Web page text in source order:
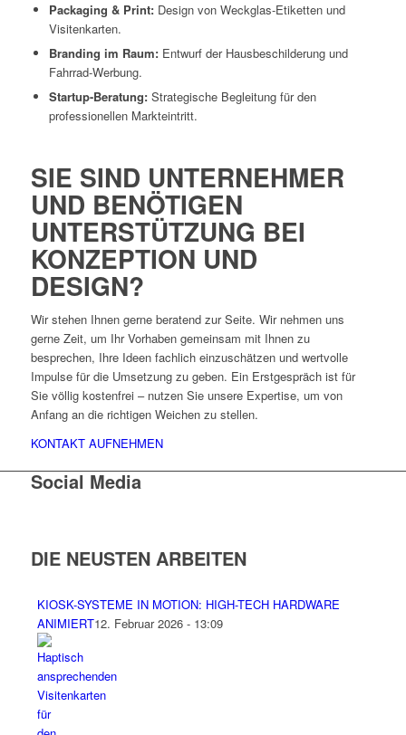
Packaging & Print:Design von Weckglas-Etiketten und
Visitenkarten.
Branding im Raum:Entwurf der Hausbeschilderung und
Fahrrad-Werbung.
Startup-Beratung:Strategische Begleitung für den
professionellen Markteintritt.
SIE SIND UNTERNEHMER
UND BENÖTIGEN
UNTERSTÜTZUNG BEI
KONZEPTION UND
DESIGN?
Wir stehen Ihnen gerne beratend zur Seite. Wir nehmen uns
gerne Zeit, um Ihr Vorhaben gemeinsam mit Ihnen zu
besprechen, Ihre Ideen fachlich einzuschätzen und wertvolle
Impulse für die Umsetzung zu geben. Ein Erstgespräch ist für
Sie völlig kostenfrei – nutzen Sie unsere Expertise, um von
Anfang an die richtigen Weichen zu stellen.
KONTAKT AUFNEHMEN
Social Media
DIE NEUSTEN ARBEITEN
KIOSK-SYSTEME IN MOTION: HIGH-TECH HARDWARE
ANIMIERT12. Februar 2026 - 13:09